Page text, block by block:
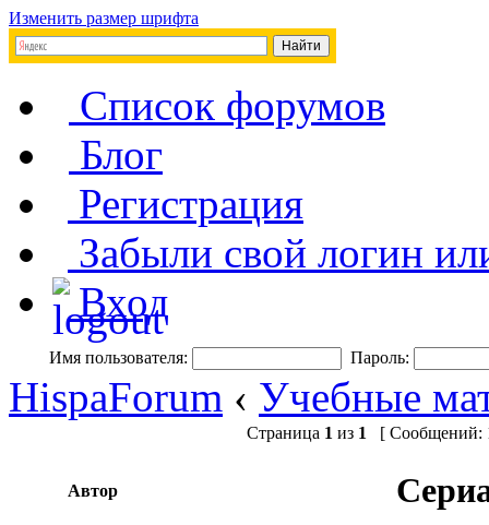
Изменить размер шрифта
Список форумов
Блог
Регистрация
Забыли свой логин
Вход
Имя пользователя: Пароль:
HispaForum ‹ Учебные
Страница 1 из 1 [ Сообщений:
Автор